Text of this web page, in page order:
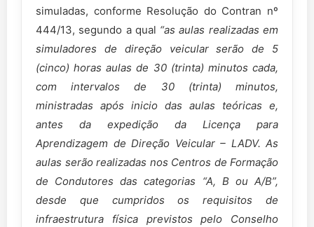
simuladas, conforme Resolução do Contran nº
444/13, segundo a qual “as aulas realizadas em
simuladores de direção veicular serão de 5
(cinco) horas aulas de 30 (trinta) minutos cada,
com intervalos de 30 (trinta) minutos,
ministradas após inicio das aulas teóricas e,
antes da expedição da Licença para
Aprendizagem de Direção Veicular – LADV. As
aulas serão realizadas nos Centros de Formação
de Condutores das categorias “A, B ou A/B”,
desde que cumpridos os requisitos de
infraestrutura física previstos pelo Conselho